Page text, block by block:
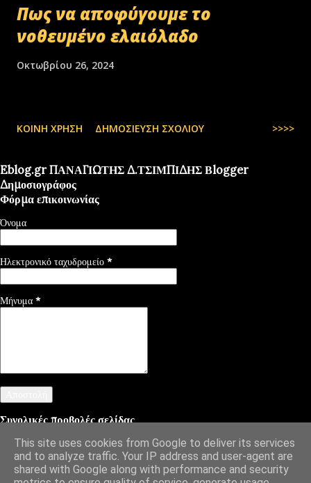
Πως να αποφύγουμε το
νοθευμένο ελαιόλαδο
Οκτωβρίου 26, 2024
ΚΟΙΝΉ ΧΡΉΣΗ ΔΗΜΟΣΊΕΥΣΗ ΣΧΟΛΊΟΥ >>>>
Eblog.gr ΠΑΝΑΓΙΩΤΗΣ Δ.ΤΣΙΜΠΙΔΗΣ Βlogger
Δημοσιογράφος
Φόρμα επικοινωνίας
Όνομα
Ηλεκτρονικό ταχυδρομείο *
Μήνυμα *
Συνολικές προβολές σελίδας
Από το Blogger
This site uses cookies from Google to deliver its services
and to analyze traffic. Your IP address and user-agent are
shared with Google along with performance and security